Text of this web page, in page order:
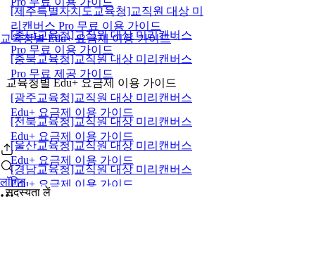
교육청별 Edu+ 요금제 이용 가이드
लॉगिन
[제주특별자치도교육청]교직원 대상 미
리캔버스 Pro 무료 이용 가이드
[충남교육청]교직원 대상 미리캔버스
Pro 무료 이용 가이드
[충북교육청]교직원 대상 미리캔버스
Pro 무료 제공 가이드
교육청별 Edu+ 요금제 이용 가이드
[광주교육청]교직원 대상 미리캔버스
Edu+ 요금제 이용 가이드
[전북교육청]교직원 대상 미리캔버스
Edu+ 요금제 이용 가이드
[울산교육청]교직원 대상 미리캔버스
Edu+ 요금제 이용 가이드
[경남교육청]교직원 대상 미리캔버스
Edu+ 요금제 이용 가이드
सदस्यता लें